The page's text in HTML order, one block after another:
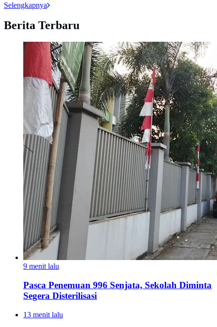
Selengkapnya
Berita Terbaru
9 menit lalu
Pasca Penemuan 996 Senjata, Sekolah Diminta
Segera Disterilisasi
13 menit lalu